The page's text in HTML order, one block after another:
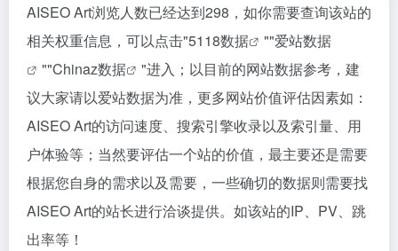
AISEO Art浏览人数已经达到298，如你需要查询该站的
相关权重信息，可以点击"5118数据 ""爱站数据
""Chinaz数据
"进入；以目前的网站数据参考，建
议大家请以爱站数据为准，更多网站价值评估因素如：
AISEO Art的访问速度、搜索引擎收录以及索引量、用
户体验等；当然要评估一个站的价值，最主要还是需要
根据您自身的需求以及需要，一些确切的数据则需要找
AISEO Art的站长进行洽谈提供。如该站的IP、PV、跳
出率等！